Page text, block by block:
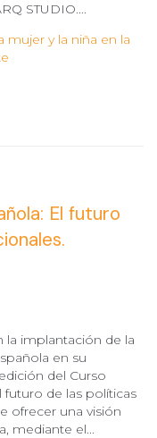
STUDIO....
mujer y la niña en la
El futuro
la implantación de la
en su
del Curso
futuro de las políticas
ofrecer una visión
mediante el...